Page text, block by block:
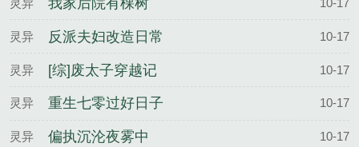
灵异 我家后院有棵树 10-17
灵异 反派夫妇改造日常 10-17
灵异 [综]废太子穿越记 10-17
灵异 重生七零过好日子 10-17
灵异 偏执沉沦夜雾中 10-17